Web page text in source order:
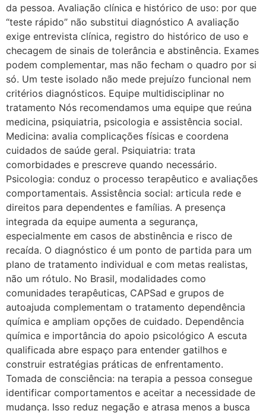
da pessoa. Avaliação clínica e histórico de uso: por que
“teste rápido” não substitui diagnóstico A avaliação
exige entrevista clínica, registro do histórico de uso e
checagem de sinais de tolerância e abstinência. Exames
podem complementar, mas não fecham o quadro por si
só. Um teste isolado não mede prejuízo funcional nem
critérios diagnósticos. Equipe multidisciplinar no
tratamento Nós recomendamos uma equipe que reúna
medicina, psiquiatria, psicologia e assistência social.
Medicina: avalia complicações físicas e coordena
cuidados de saúde geral. Psiquiatria: trata
comorbidades e prescreve quando necessário.
Psicologia: conduz o processo terapêutico e avaliações
comportamentais. Assistência social: articula rede e
direitos para dependentes e famílias. A presença
integrada da equipe aumenta a segurança,
especialmente em casos de abstinência e risco de
recaída. O diagnóstico é um ponto de partida para um
plano de tratamento individual e com metas realistas,
não um rótulo. No Brasil, modalidades como
comunidades terapêuticas, CAPSad e grupos de
autoajuda complementam o tratamento dependência
química e ampliam opções de cuidado. Dependência
química e importância do apoio psicológico A escuta
qualificada abre espaço para entender gatilhos e
construir estratégias práticas de enfrentamento.
Tomada de consciência: na terapia a pessoa consegue
identificar comportamentos e aceitar a necessidade de
mudança. Isso reduz negação e atrasa menos a busca